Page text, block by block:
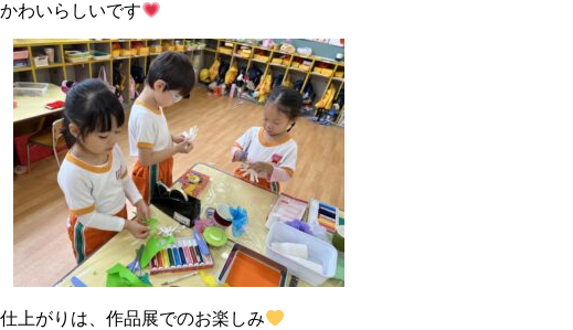
かわいらしいです
仕上がりは、作品展でのお楽しみ